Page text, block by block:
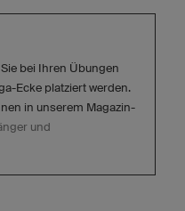
bei Ihren Übungen
Ecke platziert werden.
in unserem Magazin-
und